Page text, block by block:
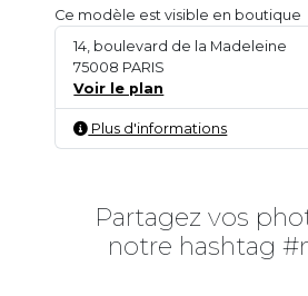
Ce modèle est visible en boutique
14, boulevard de la Madeleine
75008 PARIS
Voir le plan
Plus d'informations
Partagez vos
notre hashtag